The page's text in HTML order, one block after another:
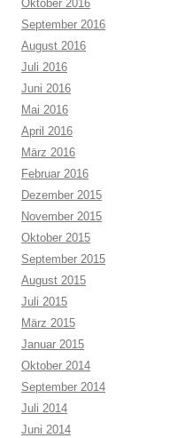
Oktober 2016
September 2016
August 2016
Juli 2016
Juni 2016
Mai 2016
April 2016
März 2016
Februar 2016
Dezember 2015
November 2015
Oktober 2015
September 2015
August 2015
Juli 2015
März 2015
Januar 2015
Oktober 2014
September 2014
Juli 2014
Juni 2014